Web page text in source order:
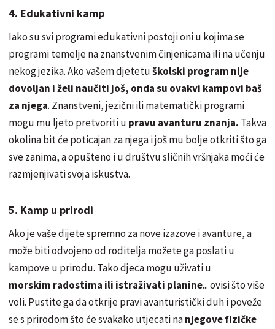
4. Edukativni kamp
Iako su svi programi edukativni postoji oni u kojima se
programi temelje na znanstvenim činjenicama ili na učenju
nekog jezika. Ako vašem djetetuškolski program nije
dovoljan i želi naučiti još, onda su ovakvi kampovi baš
za njega. Znanstveni, jezični ili matematički programi
mogu mu ljeto pretvoriti u pravu avanturu znanja. Takva
okolina bit će poticajan za njega i još mu bolje otkriti što ga
sve zanima, a opušteno i u društvu sličnih vršnjaka moći će
razmjenjivati svoja iskustva.
5. Kamp u prirodi
Ako je vaše dijete spremno za nove izazove i avanture, a
može biti odvojeno od roditelja možete ga poslati u
kampove u prirodu. Tako djeca mogu uživati u
morskim radostima ili istraživati planine... ovisi što više
voli. Pustite ga da otkrije pravi avanturistički duh i poveže
se s prirodom što će svakako utjecati nanjegove fizičke